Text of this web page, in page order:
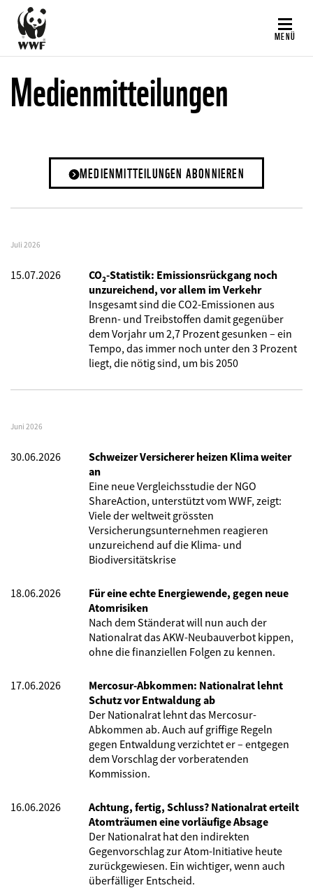
Direkt
zum
Inhalt
MENÜ
Medienmitteilungen
MEDIENMITTEILUNGEN ABONNIEREN
Juli 2026
15.07.2026
CO₂-Statistik: Emissionsrückgang noch
unzureichend, vor allem im Verkehr
Insgesamt sind die CO2-Emissionen aus
Brenn- und Treibstoffen damit gegenüber
dem Vorjahr um 2,7 Prozent gesunken – ein
Tempo, das immer noch unter den 3 Prozent
liegt, die nötig sind, um bis 2050
Juni 2026
30.06.2026
Schweizer Versicherer heizen Klima weiter
an
Eine neue Vergleichsstudie der NGO
ShareAction, unterstützt vom WWF, zeigt:
Viele der weltweit grössten
Versicherungsunternehmen reagieren
unzureichend auf die Klima- und
Biodiversitätskrise
18.06.2026
Für eine echte Energiewende, gegen neue
Atomrisiken
Nach dem Ständerat will nun auch der
Nationalrat das AKW-Neubauverbot kippen,
ohne die finanziellen Folgen zu kennen.
17.06.2026
Mercosur-Abkommen: Nationalrat lehnt
Schutz vor Entwaldung ab
Der Nationalrat lehnt das Mercosur-
Abkommen ab. Auch auf griffige Regeln
gegen Entwaldung verzichtet er – entgegen
dem Vorschlag der vorberatenden
Kommission.
16.06.2026
Achtung, fertig, Schluss? Nationalrat erteilt
Atomträumen eine vorläufige Absage
Der Nationalrat hat den indirekten
Gegenvorschlag zur Atom-Initiative heute
zurückgewiesen. Ein wichtiger, wenn auch
überfälliger Entscheid.